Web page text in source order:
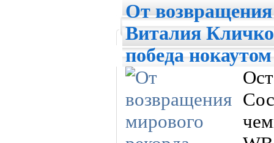
От
Виталия Кличко
победа нокаутом